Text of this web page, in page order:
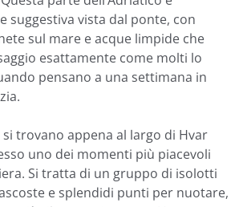
suggestiva vista dal ponte, con
sul mare e acque limpide che
esattamente come molti lo
pensano a una settimana in
si trovano appena al largo di Hvar
uno dei momenti più piacevoli
Si tratta di un gruppo di isolotti
e splendidi punti per nuotare,